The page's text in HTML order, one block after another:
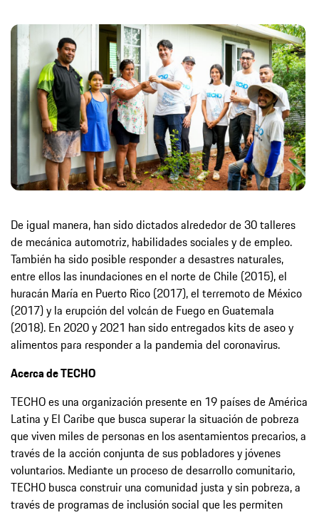
De igual manera, han sido dictados alrededor de 30 talleres
de mecánica automotriz, habilidades sociales y de empleo.
También ha sido posible responder a desastres naturales,
entre ellos las inundaciones en el norte de Chile (2015), el
huracán María en Puerto Rico (2017), el terremoto de México
(2017) y la erupción del volcán de Fuego en Guatemala
(2018). En 2020 y 2021 han sido entregados kits de aseo y
alimentos para responder a la pandemia del coronavirus.
Acerca de TECHO
TECHO es una organización presente en 19 países de América
Latina y El Caribe que busca superar la situación de pobreza
que viven miles de personas en los asentamientos precarios, a
través de la acción conjunta de sus pobladores y jóvenes
voluntarios. Mediante un proceso de desarrollo comunitario,
TECHO busca construir una comunidad justa y sin pobreza, a
través de programas de inclusión social que les permiten